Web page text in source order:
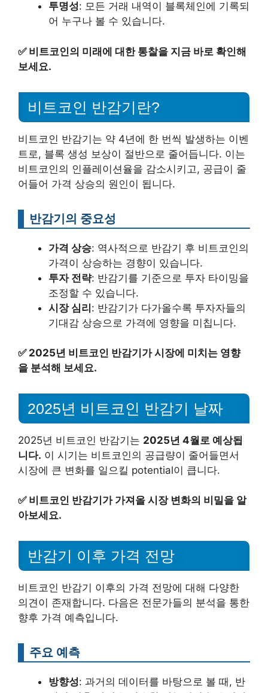
투명성: 모든 거래 내역이 블록체인에 기록되
어 누구나 볼 수 있습니다.
✅ 비트코인의 미래에 대한 통찰을 지금 바로 확인해
보세요.
비트코인 반감기란?
비트코인 반감기는 약 4년에 한 번씩 발생하는 이벤
트로, 블록 생성 보상이 절반으로 줄어듭니다. 이는
비트코인의 인플레이션율을 감소시키고, 공급이 줄
어들어 가격 상승의 원인이 됩니다.
반감기의 중요성
가격 상승: 역사적으로 반감기 후 비트코인의
가격이 상승하는 경향이 있습니다.
투자 전략: 반감기를 기준으로 투자 타이밍을
조정할 수 있습니다.
시장 심리: 반감기가 다가올수록 투자자들의
기대감 상승으로 가격에 영향을 미칩니다.
✅ 2025년 비트코인 반감기가 시장에 미치는 영향
을 분석해 보세요.
2025년 비트코인 반감기 날짜
2025년 비트코인 반감기는 2025년 4월로 예상됩
니다. 이 시기는 비트코인의 공급량이 줄어들면서
시장에 큰 변화를 일으킬 potential이 큽니다.
✅ 비트코인 반감기가 가져올 시장 변화의 비밀을 알
아보세요.
반감기 이후 가격 전망
비트코인 반감기 이후의 가격 전망에 대해 다양한
의견이 존재합니다. 다음은 전문가들의 분석을 통한
향후 가격 예측입니다.
주요 예측
방향성: 과거의 데이터를 바탕으로 볼 때, 반